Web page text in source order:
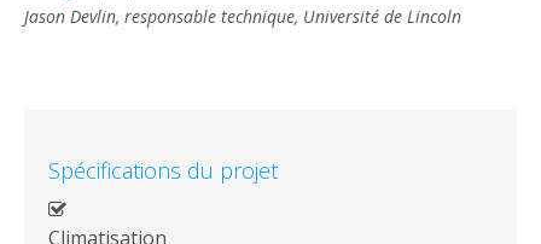
Jason Devlin, responsable technique, Université de Lincoln
Spécifications du projet
Climatisation